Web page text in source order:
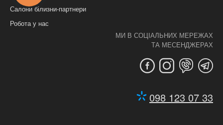
Салони білизни-партнери
Робота у нас
МИ В СОЦІАЛЬНИХ МЕРЕЖАХ
ТА МЕСЕНДЖЕРАХ
098 123 07 33